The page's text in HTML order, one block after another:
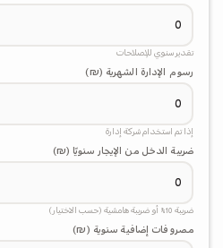
تقدير سنوي للإصلاحات
رسوم الإدارة الشهرية (₪)
إذا تم استخدام شركة إدارة
ضريبة الدخل من الإيجار سنويًا (₪)
ضريبة 10% أو ضريبة هامشية (حسب الاختيار)
مصروفات إضافية سنوية (₪)